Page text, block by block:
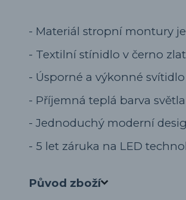
- Materiál stropní montury
- Textilní stínidlo v černo
- Úsporné a výkonné svítidlo
- Příjemná teplá barva
- Jednoduchý moderní
- 5 let záruka na LED
Původ zboží